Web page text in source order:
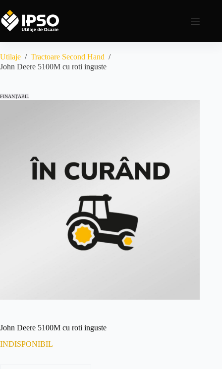
Utilaje / Tractoare Second Hand /
John Deere 5100M cu roti inguste
FINANȚABIL
John Deere 5100M cu roti inguste
INDISPONIBIL